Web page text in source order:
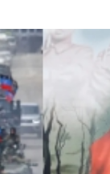
д. Этот видеоряд
Европейского